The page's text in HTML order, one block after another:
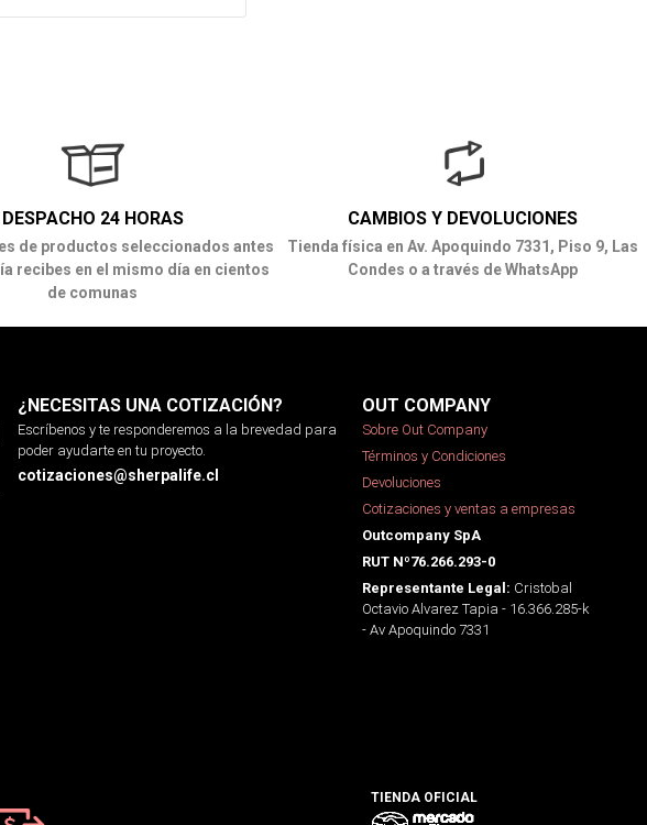
DESPACHO 24 HORAS
de productos seleccionados antes
recibes en el mismo día en cientos
de comunas
CAMBIOS Y DEVOLUCIONES
Tienda física en Av. Apoquindo 7331, Piso 9, Las
Condes o a través de WhatsApp
¿NECESITAS UNA COTIZACIÓN?
Escríbenos y te responderemos a la brevedad para
poder ayudarte en tu proyecto.
cotizaciones@sherpalife.cl
OUT COMPANY
Sobre Out Company
Términos y Condiciones
Devoluciones
Cotizaciones y ventas a empresas
Outcompany SpA
RUT Nº76.266.293-0
Representante Legal: Cristobal
Octavio Alvarez Tapia - 16.366.285-k
- Av Apoquindo 7331
TIENDA OFICIAL